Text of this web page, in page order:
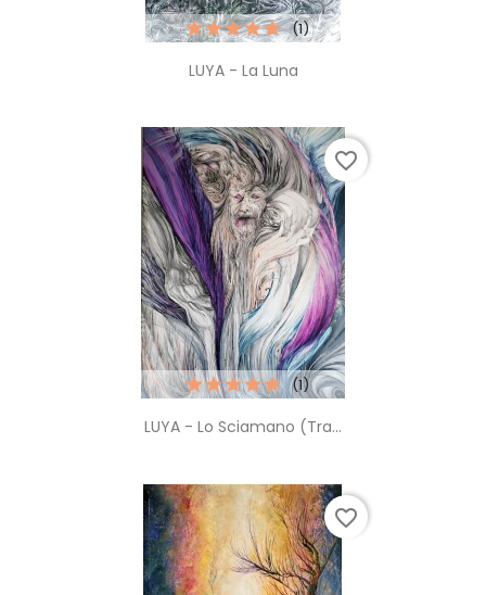
LUYA - La Luna
(1)
LUYA - Lo Sciamano (tra...
(1)
favorite_border
favorite_border